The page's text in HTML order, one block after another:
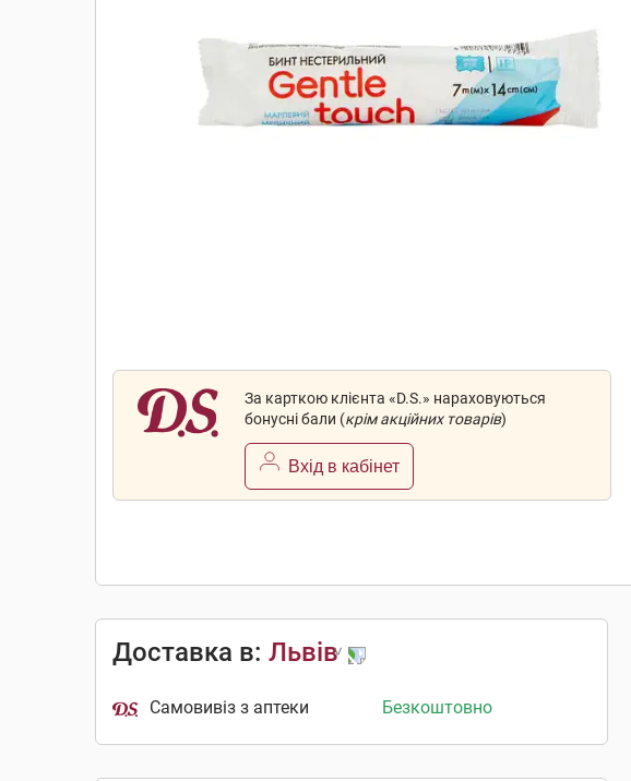
За карткою клієнта «D.S.» нараховуються
бонусні бали (крім акційних товарів)
Вхід в кабінет
Доставка в: Львів
Самовивіз з аптеки Безкоштовно